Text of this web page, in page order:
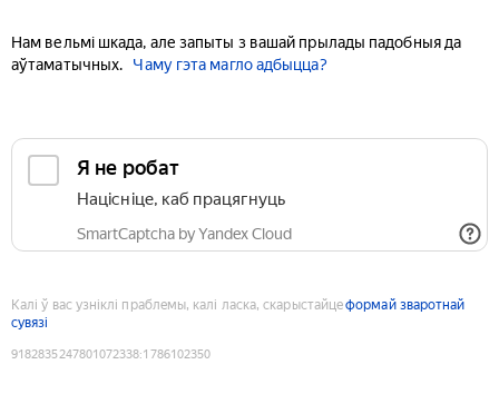
Нам вельмі шкада, але запыты з вашай прылады падобныя да
аўтаматычных.
Чаму гэта магло адбыцца?
Я не робат
Націсніце, каб працягнуць
SmartCaptcha by Yandex Cloud
Калі ў вас узніклі праблемы, калі ласка, скарыстайцеформай зваротнай
сувязі
9182835247801072338:1786102350